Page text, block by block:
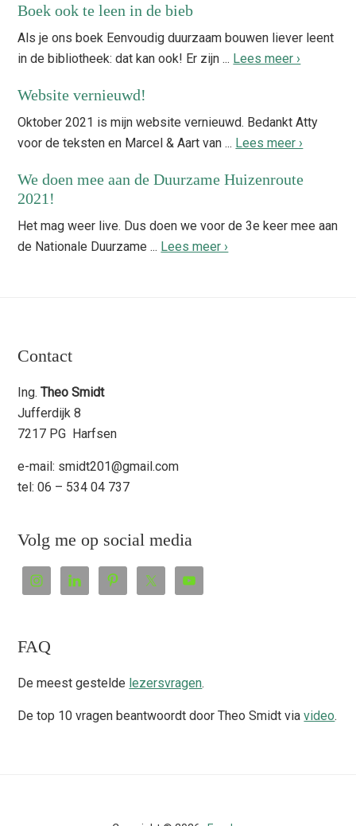
Boek ook te leen in de bieb
Als je ons boek Eenvoudig duurzaam bouwen liever leent
in de bibliotheek: dat kan ook! Er zijn ... Lees meer ›
Website vernieuwd!
Oktober 2021 is mijn website vernieuwd. Bedankt Atty
voor de teksten en Marcel & Aart van ... Lees meer ›
We doen mee aan de Duurzame Huizenroute
2021!
Het mag weer live. Dus doen we voor de 3e keer mee aan
de Nationale Duurzame ... Lees meer ›
Footer
Contact
Ing. Theo Smidt
Jufferdijk 8
7217 PG Harfsen
e-mail: smidt201@gmail.com
tel: 06 – 534 04 737
Volg me op social media
FAQ
De meest gestelde lezersvragen.
De top 10 vragen beantwoordt door Theo Smidt viavideo.